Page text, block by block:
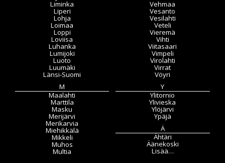
Liminka
Liperi
Lohja
Loimaa
Loppi
Loviisa
Luhanka
Lumijoki
Luoto
Luumäki
Länsi-Suomi
M
Maalahti
Marttila
Masku
Merijärvi
Merikarvia
Miehikkälä
Mikkeli
Muhos
Multia
Vehmaa
Vesanto
Vesilahti
Veteli
Vieremä
Vihti
Viitasaari
Vimpeli
Virolahti
Virrat
Vöyri
Y
Ylitornio
Ylivieska
Ylöjärvi
Ypäjä
Ä
Ähtäri
Äänekoski
Lisää…